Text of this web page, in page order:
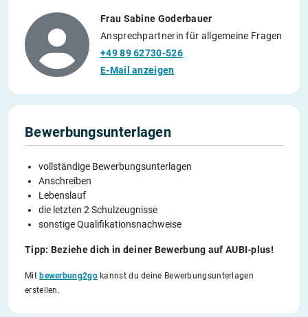
Frau Sabine Goderbauer
Ansprechpartnerin für allgemeine Fragen
+49 89 62730-526
E-Mail anzeigen
Bewerbungsunterlagen
vollständige Bewerbungsunterlagen
Anschreiben
Lebenslauf
die letzten 2 Schulzeugnisse
sonstige Qualifikationsnachweise
Tipp: Beziehe dich in deiner Bewerbung auf AUBI-plus!
Mit bewerbung2gokannst du deine Bewerbungsunterlagen
erstellen.